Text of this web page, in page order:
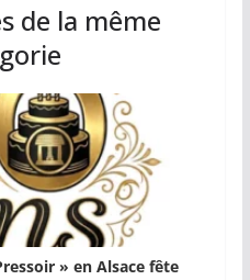
de la même
» en Alsace fête